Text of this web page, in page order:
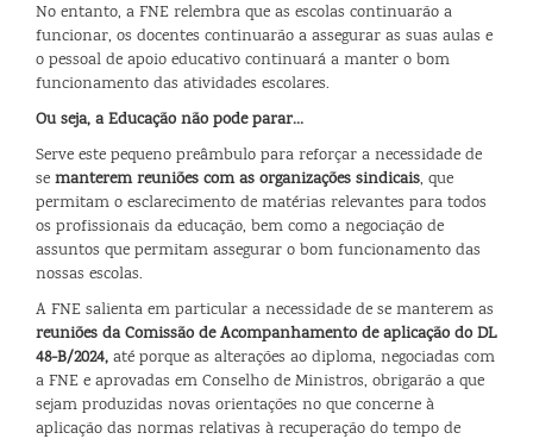
No entanto, a FNE relembra que as escolas continuarão a
funcionar, os docentes continuarão a assegurar as suas aulas e
o pessoal de apoio educativo continuará a manter o bom
funcionamento das atividades escolares.
Ou seja, a Educação não pode parar…
Serve este pequeno preâmbulo para reforçar a necessidade de
se manterem reuniões com as organizações sindicais, que
permitam o esclarecimento de matérias relevantes para todos
os profissionais da educação, bem como a negociação de
assuntos que permitam assegurar o bom funcionamento das
nossas escolas.
A FNE salienta em particular a necessidade de se manterem as
reuniões da Comissão de Acompanhamento de aplicação do DL
48-B/2024, até porque as alterações ao diploma, negociadas com
a FNE e aprovadas em Conselho de Ministros, obrigarão a que
sejam produzidas novas orientações no que concerne à
aplicação das normas relativas à recuperação do tempo de